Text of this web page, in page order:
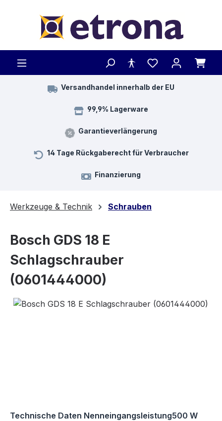
Versandhandel innerhalb der EU
99,9% Lagerware
Garantieverlängerung
14 Tage Rückgaberecht für Verbraucher
Finanzierung
Werkzeuge & Technik Schrauben
Bosch GDS 18 E
Schlagschrauber
(0601444000)
Bildergalerie überspringen
Technische Daten Nenneingangsleistung500 W